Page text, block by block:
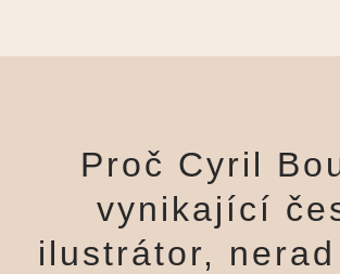
Proč Cyril
vynikající
ilustrátor,